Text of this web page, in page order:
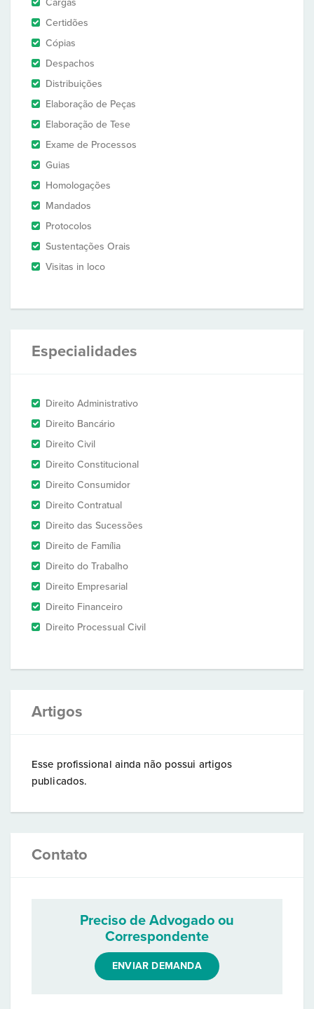
Cargas
Certidões
Cópias
Despachos
Distribuições
Elaboração de Peças
Elaboração de Tese
Exame de Processos
Guias
Homologações
Mandados
Protocolos
Sustentações Orais
Visitas in loco
Especialidades
Direito Administrativo
Direito Bancário
Direito Civil
Direito Constitucional
Direito Consumidor
Direito Contratual
Direito das Sucessões
Direito de Família
Direito do Trabalho
Direito Empresarial
Direito Financeiro
Direito Processual Civil
Artigos
Esse profissional ainda não possui artigos
publicados.
Contato
Preciso de Advogado ou
Correspondente
ENVIAR DEMANDA